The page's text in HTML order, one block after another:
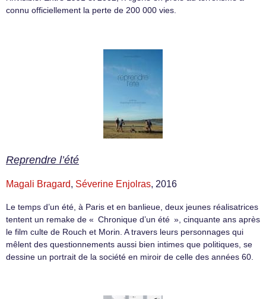
connu officiellement la perte de 200 000 vies.
Reprendre l’été
Magali Bragard, Séverine Enjolras, 2016
Le temps d’un été, à Paris et en banlieue, deux jeunes réalisatrices
tentent un remake de « Chronique d’un été », cinquante ans après
le film culte de Rouch et Morin. A travers leurs personnages qui
mêlent des questionnements aussi bien intimes que politiques, se
dessine un portrait de la société en miroir de celle des années 60.